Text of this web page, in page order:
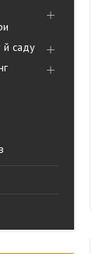
й саду